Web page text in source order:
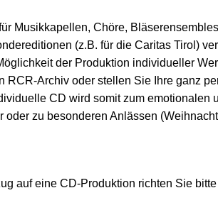
Musikkapellen, Chöre,
(z.B. für die Caritas Tirol)
der Produktion individueller
RCR-Archiv oder stellen Sie Ihre ganz
CD wird somit zum emotionalen
oder zu besonderen Anlässen
auf eine CD-Produktion richten Sie